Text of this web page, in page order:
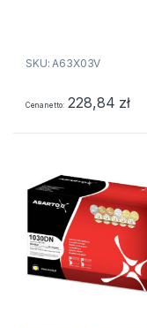
5%...
SKU: A63X03V
Cena netto 228,84 zł